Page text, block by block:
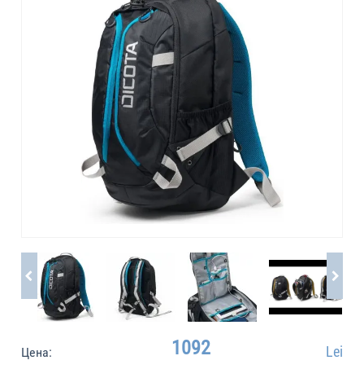
Цена: 1092 Lei